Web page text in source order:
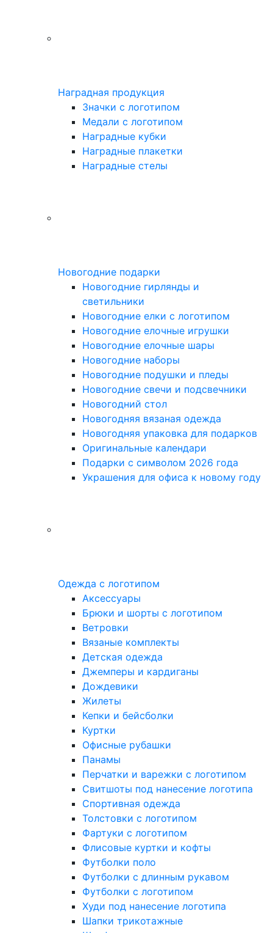
Наградная продукция
Значки с логотипом
Медали с логотипом
Наградные кубки
Наградные плакетки
Наградные стелы
Новогодние подарки
Новогодние гирлянды и
светильники
Новогодние елки с логотипом
Новогодние елочные игрушки
Новогодние елочные шары
Новогодние наборы
Новогодние подушки и пледы
Новогодние свечи и подсвечники
Новогодний стол
Новогодняя вязаная одежда
Новогодняя упаковка для подарков
Оригинальные календари
Подарки с символом 2026 года
Украшения для офиса к новому году
Одежда с логотипом
Аксессуары
Брюки и шорты с логотипом
Ветровки
Вязаные комплекты
Детская одежда
Джемперы и кардиганы
Дождевики
Жилеты
Кепки и бейсболки
Куртки
Офисные рубашки
Панамы
Перчатки и варежки с логотипом
Свитшоты под нанесение логотипа
Спортивная одежда
Толстовки с логотипом
Фартуки с логотипом
Флисовые куртки и кофты
Футболки поло
Футболки с длинным рукавом
Футболки с логотипом
Худи под нанесение логотипа
Шапки трикотажные